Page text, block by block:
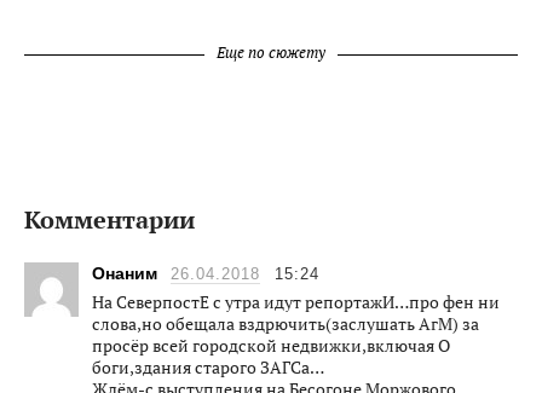
Еще по сюжету
Комментарии
Онаним 26.04.2018 15:24
На СеверпостЕ с утра идут репортажИ…про фен ни
слова,но обещала вздрючить(заслушать АгМ) за
просёр всей городской недвижки,включая О
боги,здания старого ЗАГСа…